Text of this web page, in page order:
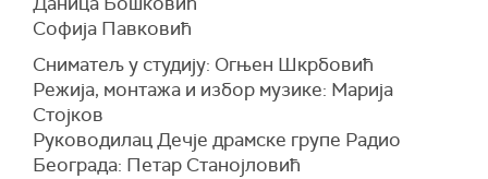
Софија Павковић
Сниматељ у студију: Огњен Шкрбовић
Режија, монтажа и избор музике: Марија
Стојков
Руководилац Дечје драмске групе Радио
Београда: Петар Станојловић